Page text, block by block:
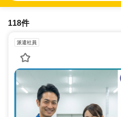
118件
派遣社員